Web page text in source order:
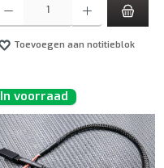
Toevoegen aan notitieblok
In voorraad